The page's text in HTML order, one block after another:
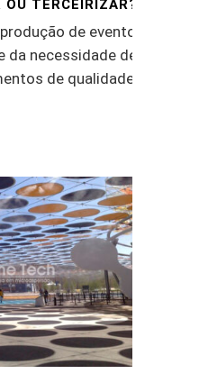
TERCEIRIZAR?
de eventos
da necessidade de
de qualidade,